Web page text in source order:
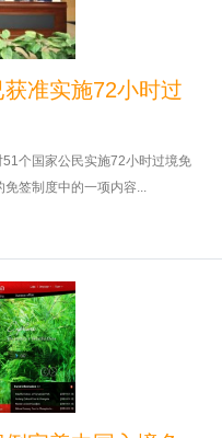
准实施72小时过
个国家公民实施72小时过境免
签制度中的一项内容...